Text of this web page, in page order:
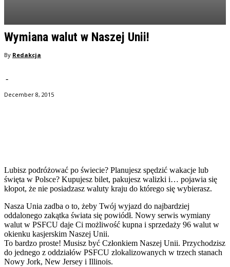
Wymiana walut w Naszej Unii!
By Redakcja
-
December 8, 2015
Lubisz podróżować po świecie? Planujesz spędzić wakacje lub
święta w Polsce? Kupujesz bilet, pakujesz walizki i… pojawia się
kłopot, że nie posiadzasz waluty kraju do którego się wybierasz.
Nasza Unia zadba o to, żeby Twój wyjazd do najbardziej
oddalonego zakątka świata się powiódł. Nowy serwis wymiany
walut w PSFCU daje Ci możliwość kupna i sprzedaży 96 walut w
okienku kasjerskim Naszej Unii.
To bardzo proste! Musisz być Członkiem Naszej Unii. Przychodzisz
do jednego z oddziałów PSFCU zlokalizowanych w trzech stanach
Nowy Jork, New Jersey i Illinois.